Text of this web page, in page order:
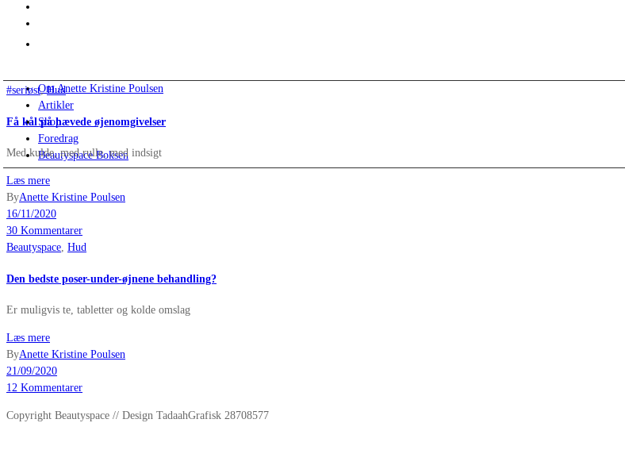
Om Anette Kristine Poulsen
Artikler
Shop
Foredrag
Beautyspace Boksen
#seriøst,Hud
Få kål på hævede øjenomgivelser
Med kulde, med rulle, med indsigt
Læs mere
ByAnette Kristine Poulsen
16/11/2020
30 Kommentarer
Beautyspace, Hud
Den bedste poser-under-øjnene behandling?
Er muligvis te, tabletter og kolde omslag
Læs mere
ByAnette Kristine Poulsen
21/09/2020
12 Kommentarer
Copyright Beautyspace // Design TadaahGrafisk 28708577